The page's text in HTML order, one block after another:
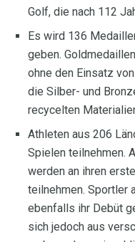
Golf, die nach 112
Es wird 136
geben.
ohne den Einsatz
die Silber- und
recycelten
Athleten aus 206
Spielen teilnehmen.
werden an ihren
teilnehmen. Sportler
ebenfalls ihr Debüt
sich jedoch aus